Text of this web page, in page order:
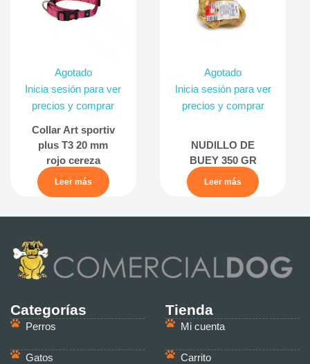
Agotado
Inicia sesión para ver
precios y comprar
Collar Art sportiv
plus T3 20 mm
rojo cereza
Leer más
Agotado
Inicia sesión para ver
precios y comprar
NUDILLO DE
BUEY 350 GR
Leer más
Categorías
Perros
Gatos
Tienda
Mi cuenta
Carrito